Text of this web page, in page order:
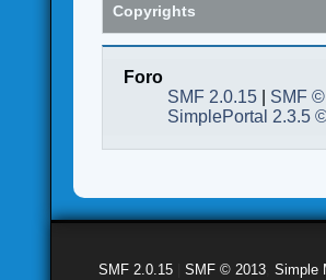
Copyrights
Foro
SMF 2.0.15
SMF
SimplePortal 2.3.5
SMF 2.0.15 |SMF © 2013 ,Simple